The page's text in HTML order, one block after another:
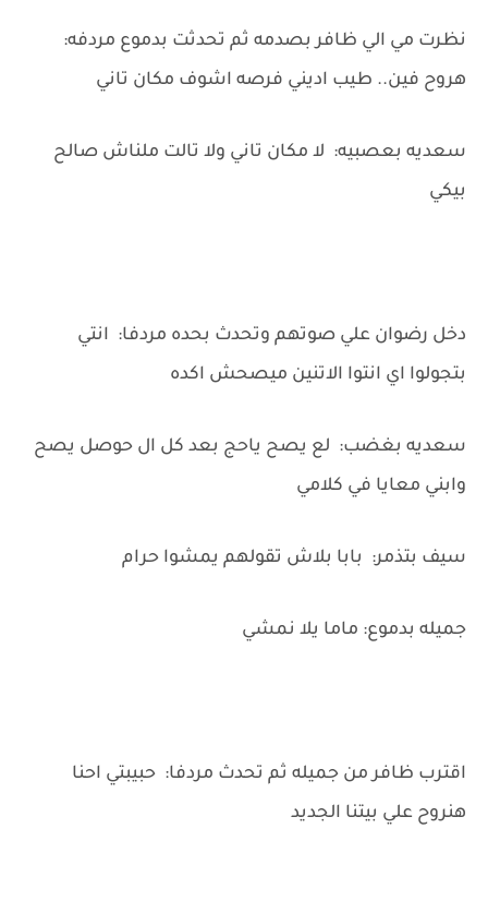
نظرت مي الي ظافر بصدمه ثم تحدثت بدموع مردفه:
هروح فين.. طيب اديني فرصه اشوف مكان تاني
سعديه بعصبيه: لا مكان تاني ولا تالت ملناش صالح
بيكي
دخل رضوان علي صوتهم وتحدث بحده مردفا: انتي
بتجولوا اي انتوا الاتنين ميصحش اكده
سعديه بغضب: لع يصح ياحج بعد كل ال حوصل يصح
وابني معايا في كلامي
سيف بتذمر: بابا بلاش تقولهم يمشوا حرام
جميله بدموع: ماما يلا نمشي
اقترب ظافر من جميله ثم تحدث مردفا: حبيبتي احنا
هنروح علي بيتنا الجديد